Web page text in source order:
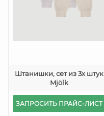
Штанишки, сет из 3х штук
Mjölk
ЗАПРОСИТЬ ПРАЙС-ЛИСТ